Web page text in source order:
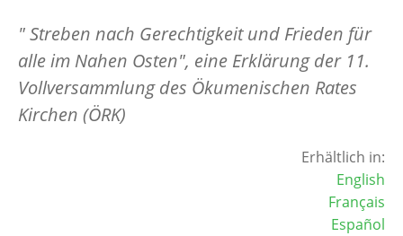
" Streben nach Gerechtigkeit und Frieden für
alle im Nahen Osten", eine Erklärung der 11.
Vollversammlung des Ökumenischen Rates
Kirchen (ÖRK)
Erhältlich in:
English
Français
Español